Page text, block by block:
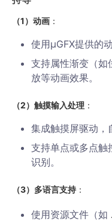
（1）动画 ：
使用µGFX提供的
支持属性渐变（如
放等动画效果。
（2）触摸输入处理 ：
集成触摸屏驱动，
支持单点或多点触
识别。
（3）多语言支持 ：
使用资源文件（如